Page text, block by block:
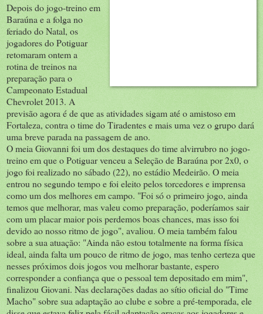
Depois do jogo-treino em
Baraúna e a folga no
feriado do Natal, os
jogadores do Potiguar
retomaram ontem a
rotina de treinos na
preparação para o
Campeonato Estadual
Chevrolet 2013. A
previsão agora é de que as atividades sigam até o amistoso em
Fortaleza, contra o time do Tiradentes e mais uma vez o grupo dará
uma breve parada na passagem de ano.
O meia Giovanni foi um dos destaques do time alvirrubro no jogo-
treino em que o Potiguar venceu a Seleção de Baraúna por 2x0, o
jogo foi realizado no sábado (22), no estádio Medeirão. O meia
entrou no segundo tempo e foi eleito pelos torcedores e imprensa
como um dos melhores em campo. "Foi só o primeiro jogo, ainda
temos que melhorar, mas valeu como preparação, poderíamos sair
com um placar maior pois perdemos boas chances, mas isso foi
devido ao nosso ritmo de jogo", avaliou. O meia também falou
sobre a sua atuação: "Ainda não estou totalmente na forma física
ideal, ainda falta um pouco de ritmo de jogo, mas tenho certeza que
nesses próximos dois jogos vou melhorar bastante, espero
corresponder a confiança que o pessoal tem depositado em mim",
finalizou Giovani. Nas declarações dadas ao sítio oficial do "Time
Macho" sobre sua adaptação ao clube e sobre a pré-temporada, ele